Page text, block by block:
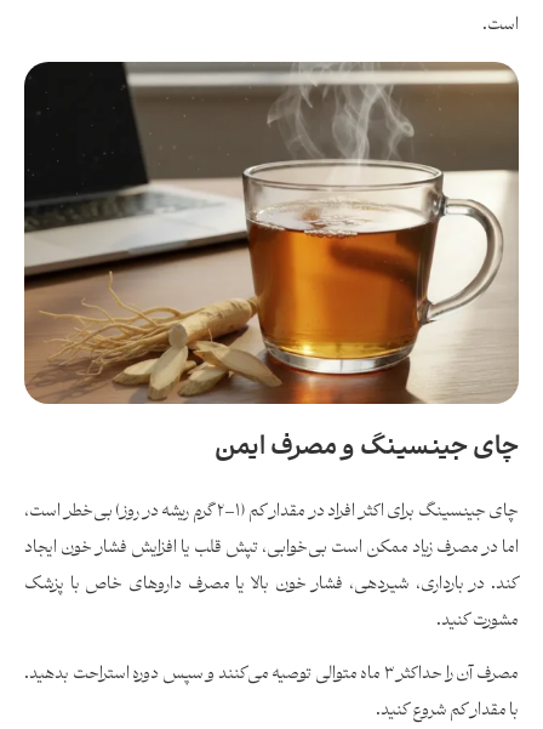
است.
چای جینسینگ و مصرف ایمن
چای جینسینگ برای اکثر افراد در مقدار کم (۱–۲ گرم ریشه در روز) بی‌خطر است،
اما در مصرف زیاد ممکن است بی‌خوابی، تپش قلب یا افزایش فشار خون ایجاد
کند. در بارداری، شیردهی، فشار خون بالا یا مصرف داروهای خاص با پزشک
مشورت کنید.
مصرف آن را حداکثر ۳ ماه متوالی توصیه می‌کنند و سپس دوره استراحت بدهید.
با مقدار کم شروع کنید.